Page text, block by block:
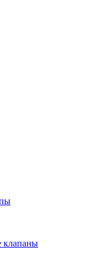
клапаны